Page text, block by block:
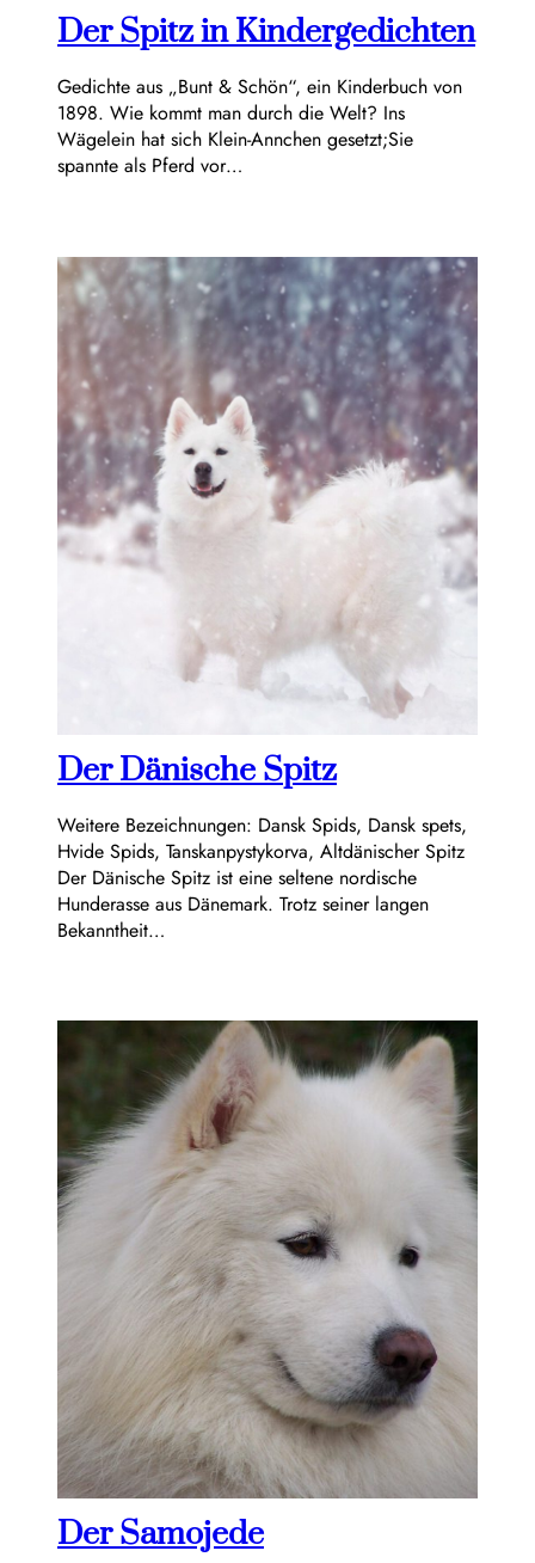
Der Spitz in Kindergedichten
Gedichte aus „Bunt & Schön“, ein Kinderbuch von
1898. Wie kommt man durch die Welt? Ins
Wägelein hat sich Klein-Annchen gesetzt;Sie
spannte als Pferd vor…
Der Dänische Spitz
Weitere Bezeichnungen: Dansk Spids, Dansk spets,
Hvide Spids, Tanskanpystykorva, Altdänischer Spitz
Der Dänische Spitz ist eine seltene nordische
Hunderasse aus Dänemark. Trotz seiner langen
Bekanntheit…
Der Samojede